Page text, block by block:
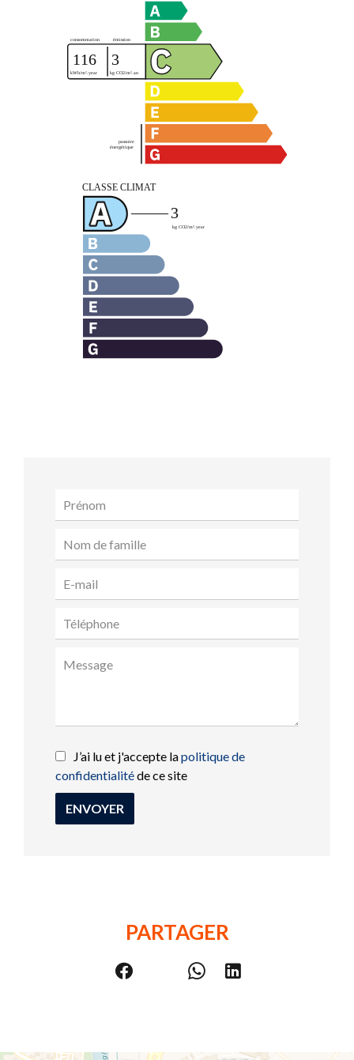
J’ai lu et j'accepte lapolitique de
confidentialitéde ce site
ENVOYER
PARTAGER